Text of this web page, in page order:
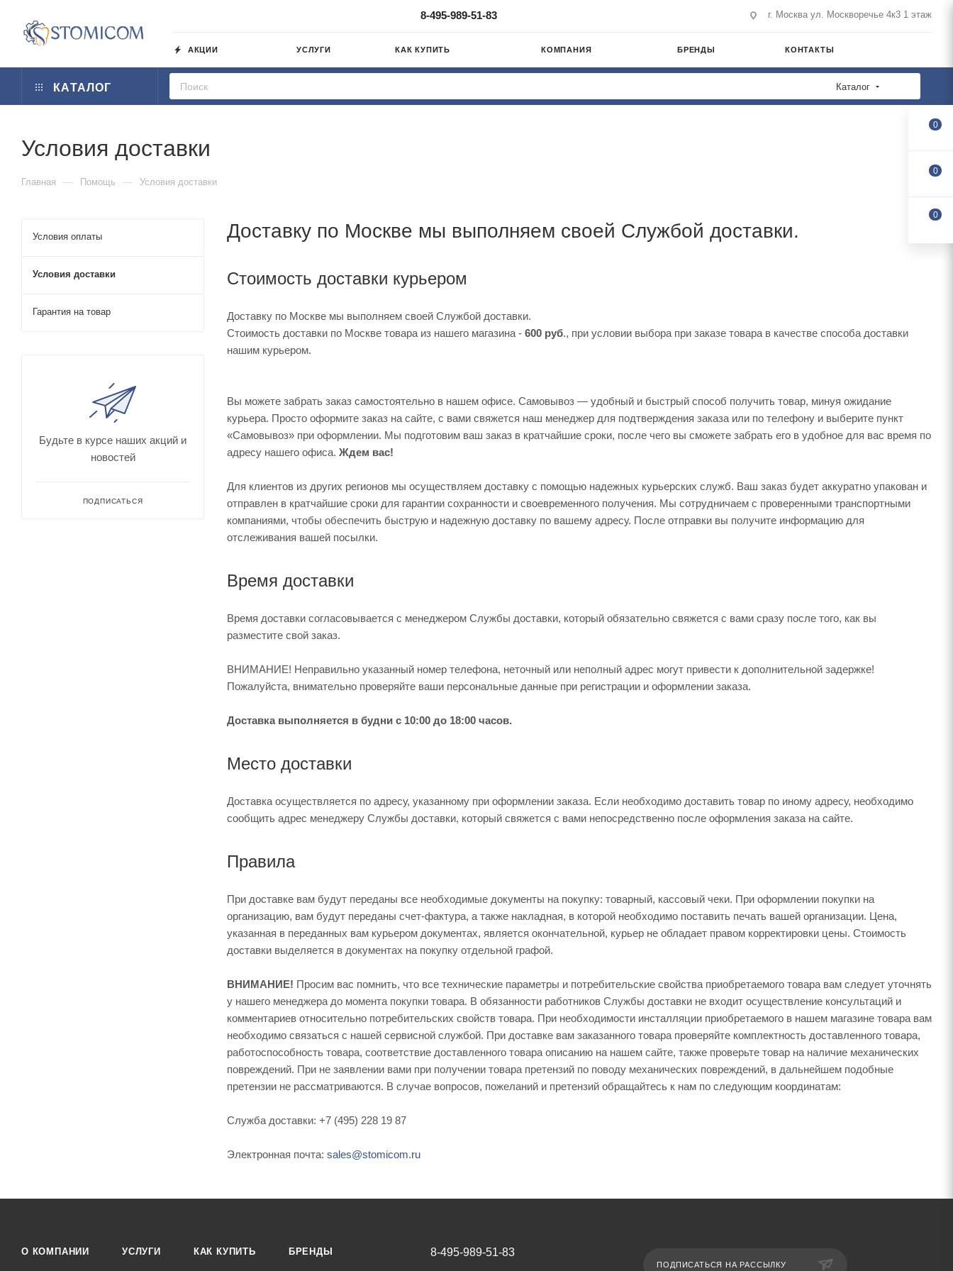
8-495-989-51-83 г. Москва ул. Москворечье 4к3 1 этаж
АКЦИИ УСЛУГИ КАК КУПИТЬ КОМПАНИЯ БРЕНДЫ КОНТАКТЫ
КАТАЛОГ Каталог
Условия доставки
Главная — Помощь — Условия доставки
Доставку по Москве мы выполняем своей Службой доставки.
Стоимость доставки курьером
Доставку по Москве мы выполняем своей Службой доставки.
Стоимость доставки по Москве товара из нашего магазина - 600 руб., при условии выбора при заказе товара в качестве способа доставки
нашим курьером.
Вы можете забрать заказ самостоятельно в нашем офисе. Самовывоз — удобный и быстрый способ получить товар, минуя ожидание
курьера. Просто оформите заказ на сайте, с вами свяжется наш менеджер для подтверждения заказа или по телефону и выберите пункт
«Самовывоз» при оформлении. Мы подготовим ваш заказ в кратчайшие сроки, после чего вы сможете забрать его в удобное для вас время по
адресу нашего офиса. Ждем вас!
Для клиентов из других регионов мы осуществляем доставку с помощью надежных курьерских служб. Ваш заказ будет аккуратно упакован и
отправлен в кратчайшие сроки для гарантии сохранности и своевременного получения. Мы сотрудничаем с проверенными транспортными
компаниями, чтобы обеспечить быструю и надежную доставку по вашему адресу. После отправки вы получите информацию для
отслеживания вашей посылки.
Время доставки
Время доставки согласовывается с менеджером Службы доставки, который обязательно свяжется с вами сразу после того, как вы
разместите свой заказ.
ВНИМАНИЕ! Неправильно указанный номер телефона, неточный или неполный адрес могут привести к дополнительной задержке!
Пожалуйста, внимательно проверяйте ваши персональные данные при регистрации и оформлении заказа.
Доставка выполняется в будни с 10:00 до 18:00 часов.
Место доставки
Доставка осуществляется по адресу, указанному при оформлении заказа. Если необходимо доставить товар по иному адресу, необходимо
сообщить адрес менеджеру Службы доставки, который свяжется с вами непосредственно после оформления заказа на сайте.
Правила
При доставке вам будут переданы все необходимые документы на покупку: товарный, кассовый чеки. При оформлении покупки на
организацию, вам будут переданы счет-фактура, а также накладная, в которой необходимо поставить печать вашей организации. Цена,
указанная в переданных вам курьером документах, является окончательной, курьер не обладает правом корректировки цены. Стоимость
доставки выделяется в документах на покупку отдельной графой.
ВНИМАНИЕ! Просим вас помнить, что все технические параметры и потребительские свойства приобретаемого товара вам следует уточнять
у нашего менеджера до момента покупки товара. В обязанности работников Службы доставки не входит осуществление консультаций и
комментариев относительно потребительских свойств товара. При необходимости инсталляции приобретаемого в нашем магазине товара вам
необходимо связаться с нашей сервисной службой. При доставке вам заказанного товара проверяйте комплектность доставленного товара,
работоспособность товара, соответствие доставленного товара описанию на нашем сайте, также проверьте товар на наличие механических
повреждений. При не заявлении вами при получении товара претензий по поводу механических повреждений, в дальнейшем подобные
претензии не рассматриваются. В случае вопросов, пожеланий и претензий обращайтесь к нам по следующим координатам:
Служба доставки: +7 (495) 228 19 87
Электронная почта: sales@stomicom.ru
Условия оплаты
Условия доставки
Гарантия на товар
Будьте в курсе наших акций и
новостей
ПОДПИСАТЬСЯ
О КОМПАНИИ УСЛУГИ КАК КУПИТЬ БРЕНДЫ 8-495-989-51-83
ПОДПИСАТЬСЯ НА РАССЫЛКУ
0
0
0